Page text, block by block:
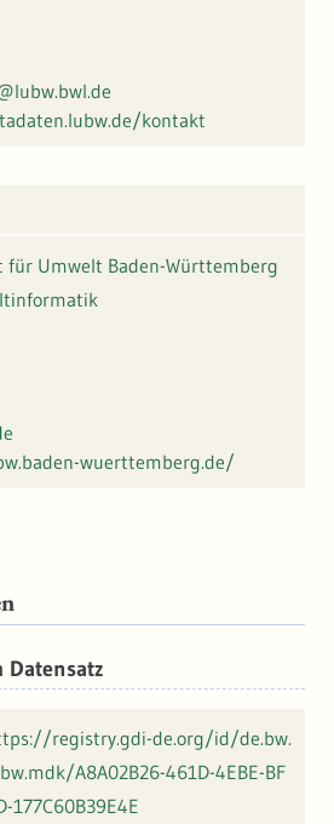
kontakt
für Umwelt Baden-Württemberg
wuerttemberg.de/
registry.gdi-de.org/id/de.bw.
A8A02B26-461D-4EBE-BF
177C60B39E4E